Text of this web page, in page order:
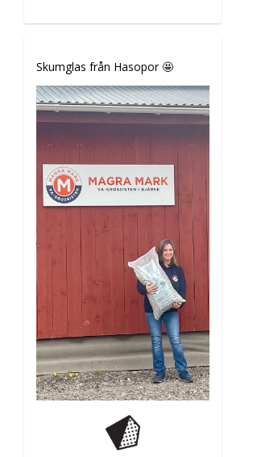
Skumglas från Hasopor 🤩